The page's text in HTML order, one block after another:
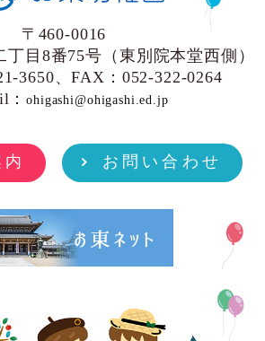
〒460-0016
目8番75号（東別院本堂西側）
3650、FAX：052-322-0264
：ohigashi@ohigashi.ed.jp
お問い合わせ